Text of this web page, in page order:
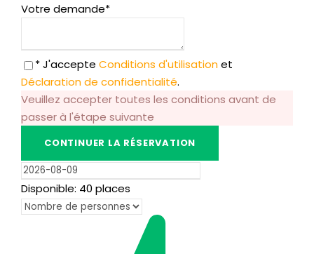
Votre demande*
* J'accepte Conditions d'utilisationet
Déclaration de confidentialité.
Veuillez accepter toutes les conditions avant de
passer à l'étape suivante
Disponible: 40 places